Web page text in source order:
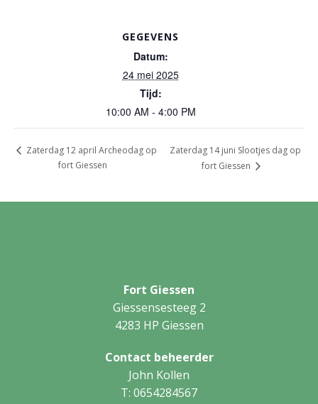
GEGEVENS
Datum:
24 mei 2025
Tijd:
10:00 AM - 4:00 PM
Zaterdag 12 april Archeodag op
fort Giessen
Zaterdag 14 juni Slootjes dag op
fort Giessen
Fort Giessen
Giessensesteeg 2
4283 HP Giessen
Contact beheerder
John Kollen
T: 0654284567